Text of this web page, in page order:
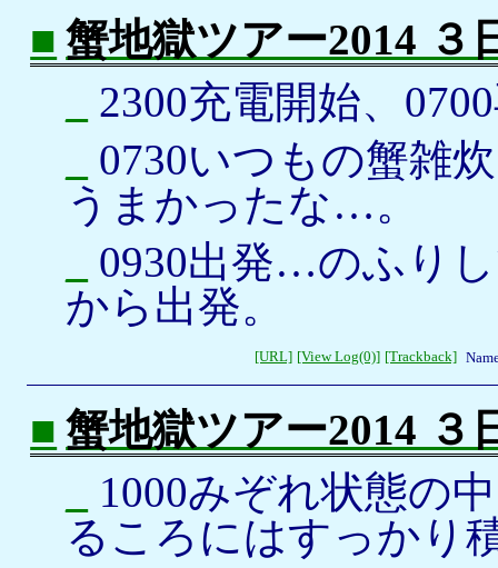
■ 蟹地獄ツアー2014 ３
2300充電開始、
0730いつもの蟹雑
うまかったな…。
0930出発…のふり
から出発。
[URL] [View Log(0)] [Trackback]
■ 蟹地獄ツアー2014 ３
1000みぞれ状態の
るころにはすっかり